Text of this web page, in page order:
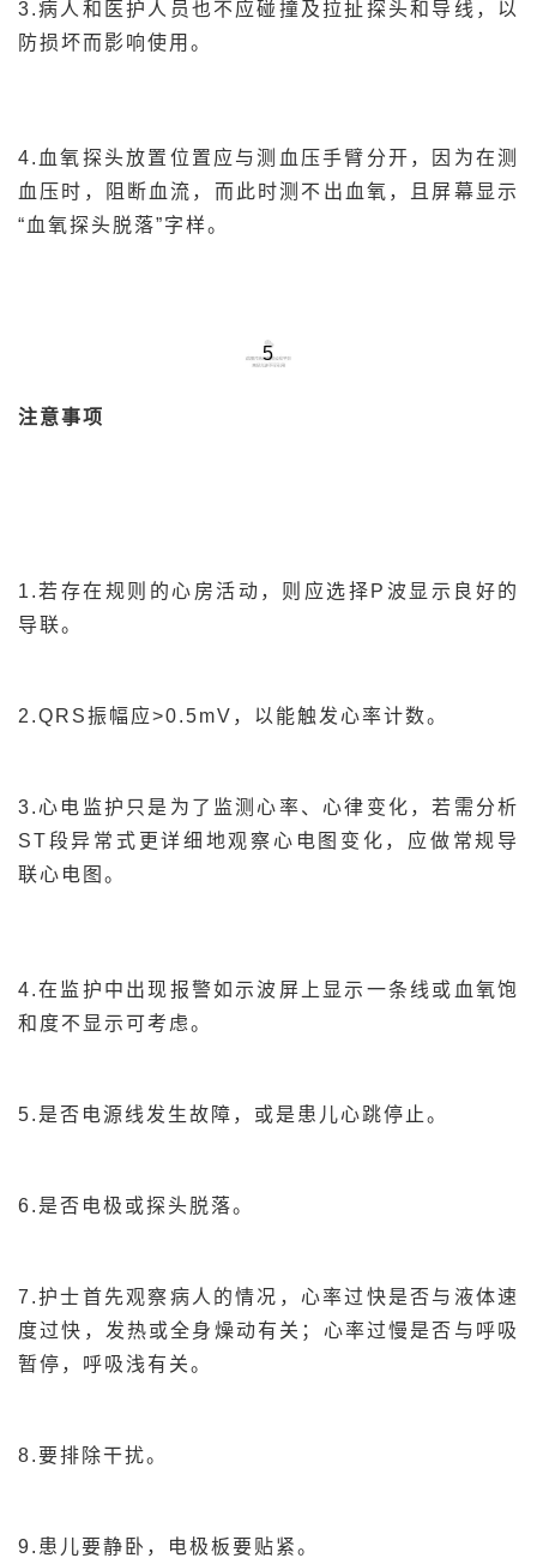
3.病人和医护人员也不应碰撞及拉扯探头和导线，以
防损坏而影响使用。
4.血氧探头放置位置应与测血压手臂分开，因为在测
血压时，阻断血流，而此时测不出血氧，且屏幕显示
“血氧探头脱落”字样。
5
注意事项
1.若存在规则的心房活动，则应选择P波显示良好的
导联。
2.QRS振幅应>0.5mV，以能触发心率计数。
3.心电监护只是为了监测心率、心律变化，若需分析
ST段异常式更详细地观察心电图变化，应做常规导
联心电图。
4.在监护中出现报警如示波屏上显示一条线或血氧饱
和度不显示可考虑。
5.是否电源线发生故障，或是患儿心跳停止。
6.是否电极或探头脱落。
7.护士首先观察病人的情况，心率过快是否与液体速
度过快，发热或全身燥动有关；心率过慢是否与呼吸
暂停，呼吸浅有关。
8.要排除干扰。
9.患儿要静卧，电极板要贴紧。